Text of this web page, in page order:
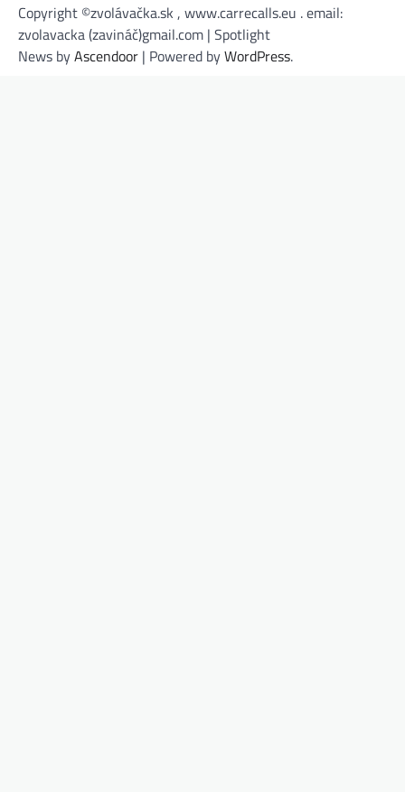
Copyright ©zvolávačka.sk , www.carrecalls.eu . email:
zvolavacka (zavináč)gmail.com | Spotlight
News byAscendoor | Powered byWordPress.